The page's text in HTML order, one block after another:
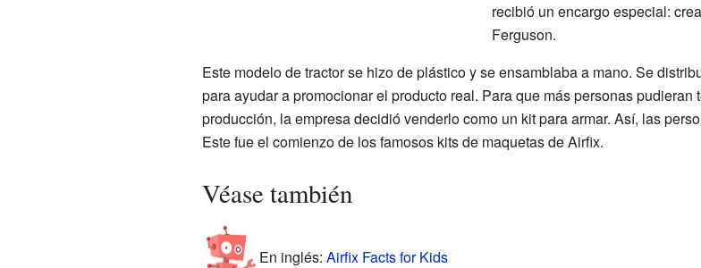
recibió un encargo especial:
Ferguson.
Este modelo de tractor se hizo de plástico y se ensamblaba a mano. Se
para ayudar a promocionar el producto real. Para que más personas
producción, la empresa decidió venderlo como un kit para armar. Así, las
Este fue el comienzo de los famosos kits de maquetas de Airfix.
Véase también
En inglés: Airfix Facts for Kids